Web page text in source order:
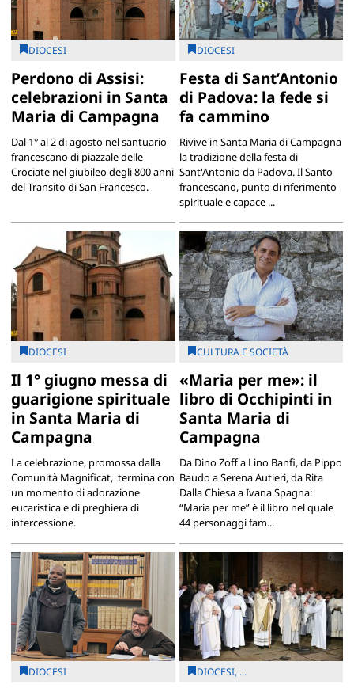
DIOCESI
Perdono di Assisi:
celebrazioni in Santa
Maria di Campagna
Dal 1° al 2 di agosto nel santuario
francescano di piazzale delle
Crociate nel giubileo degli 800 anni
del Transito di San Francesco.
DIOCESI
Festa di Sant’Antonio
di Padova: la fede si
fa cammino
Rivive in Santa Maria di Campagna
la tradizione della festa di
Sant'Antonio da Padova. Il Santo
francescano, punto di riferimento
spirituale e capace ...
DIOCESI
Il 1° giugno messa di
guarigione spirituale
in Santa Maria di
Campagna
La celebrazione, promossa dalla
Comunità Magnificat, termina con
un momento di adorazione
eucaristica e di preghiera di
intercessione.
CULTURA E SOCIETÀ
«Maria per me»: il
libro di Occhipinti in
Santa Maria di
Campagna
Da Dino Zoff a Lino Banfi, da Pippo
Baudo a Serena Autieri, da Rita
Dalla Chiesa a Ivana Spagna:
“Maria per me” è il libro nel quale
44 personaggi fam...
DIOCESI DIOCESI, ...